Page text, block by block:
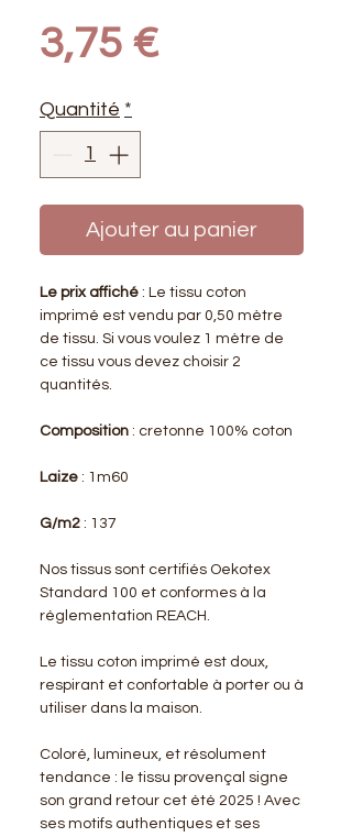
3,75 €Prix
Quantité *
Ajouter au panier
Le prix affiché : Le tissu coton
imprimé est vendu par 0,50 mètre
de tissu. Si vous voulez 1 mètre de
ce tissu vous devez choisir 2
quantités.
Composition : cretonne 100% coton
Laize : 1m60
G/m2 : 137
Nos tissus sont certifiés Oekotex
Standard 100 et conformes à la
réglementation REACH.
Le tissu coton imprimé est doux,
respirant et confortable à porter ou à
utiliser dans la maison.
Coloré, lumineux, et résolument
tendance : le tissu provençal signe
son grand retour cet été 2025 ! Avec
ses motifs authentiques et ses